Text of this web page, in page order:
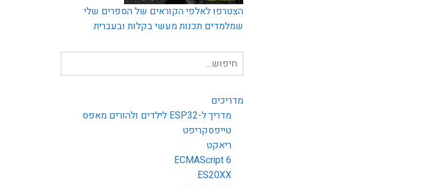
הצטרפו לאלפי הקוראים של הספרים שלי
שמלמדים תכנות מעשי בקלות ובעברית
חיפוש
עבור:
מדריכים
מדריך ל-ESP32 לילדים ולהורים מאפס
טייפסקריפט
ריאקט
ECMAScript 6
ES20XX